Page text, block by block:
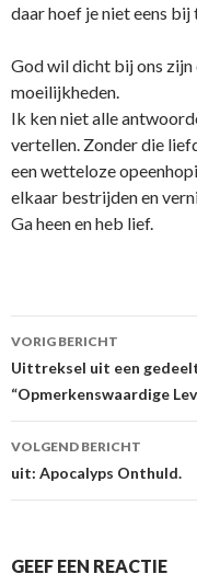
daar hoef je niet eens bij
God wil dicht bij o­ns zijn
moeilijkheden.
Ik ken niet alle
vertellen. Zonder die
een wetteloze
elkaar bestrijden en
Ga heen en heb lief.
VORIG BERICHT
Uittreksel uit een
“Opmerkenswaardige
VOLGEND BERICHT
uit: Apocalyps Onthuld.
GEEF EEN REACTIE